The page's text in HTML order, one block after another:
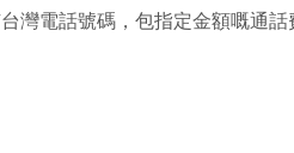
灣電話號碼，包指定金額嘅通